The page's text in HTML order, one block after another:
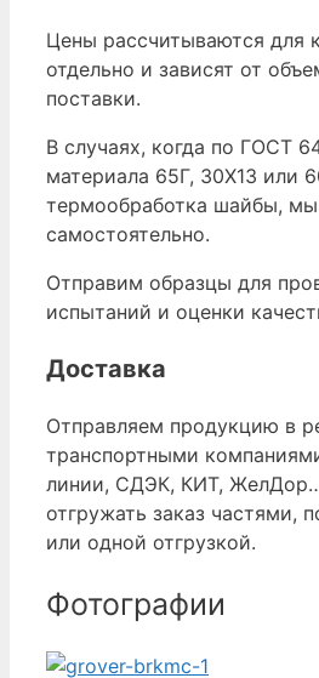
Цены рассчитываются для
отдельно и зависят от
поставки.
В случаях, когда по ГОСТ
материала 65Г, 30Х13 или
термообработка шайбы,
самостоятельно.
Отправим образцы для
испытаний и оценки
Доставка
Отправляем продукцию в
транспортными
линии, СДЭК, КИТ,
отгружать заказ частями,
или одной отгрузкой.
Фотографии